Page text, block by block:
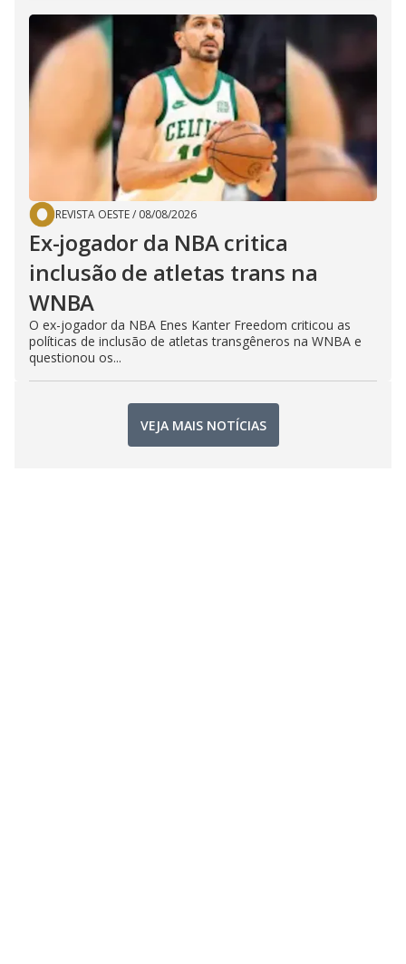
REVISTA OESTE/ 08/08/2026
Ex-jogador da NBA critica
inclusão de atletas trans na
WNBA
O ex-jogador da NBA Enes Kanter Freedom criticou as
políticas de inclusão de atletas transgêneros na WNBA e
questionou os...
VEJA MAIS NOTÍCIAS